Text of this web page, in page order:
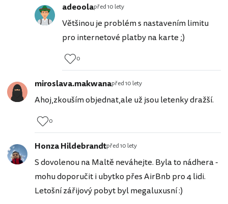
adeoolapřed 10 lety
Většinou je problém s nastavením limitu
pro internetové platby na karte ;)
0
miroslava.makwanapřed 10 lety
Ahoj,zkouším objednat,ale už jsou letenky dražší.
0
Honza Hildebrandtpřed 10 lety
S dovolenou na Maltě neváhejte. Byla to nádhera -
mohu doporučit i ubytko přes AirBnb pro 4 lidi.
Letošní zářijový pobyt byl megaluxusní :)